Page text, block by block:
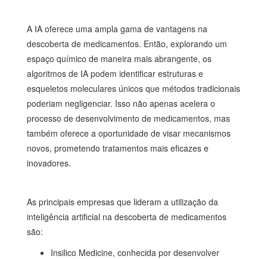
A IA oferece uma ampla gama de vantagens na
descoberta de medicamentos. Então, explorando um
espaço químico de maneira mais abrangente, os
algoritmos de IA podem identificar estruturas e
esqueletos moleculares únicos que métodos tradicionais
poderiam negligenciar. Isso não apenas acelera o
processo de desenvolvimento de medicamentos, mas
também oferece a oportunidade de visar mecanismos
novos, prometendo tratamentos mais eficazes e
inovadores.
As principais empresas que lideram a utilização da
inteligência artificial na descoberta de medicamentos
são:
Insilico Medicine, conhecida por desenvolver